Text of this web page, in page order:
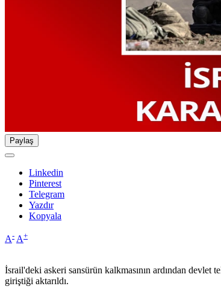
Paylaş
Linkedin
Pinterest
Telegram
Yazdır
Kopyala
A- A+
İsrail'deki askeri sansürün kalkmasının ardından devlet
giriştiği aktarıldı.